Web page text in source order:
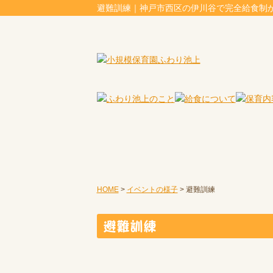
避難訓練｜神戸市西区の伊川谷で完全給食制
HOME> イベントの様子> 避難訓練
避難訓練